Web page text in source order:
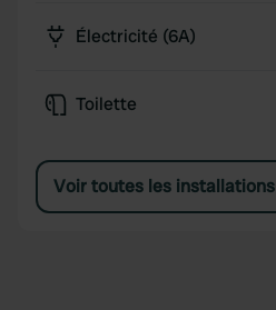
Électricité (6A)
Toilette
Voir toutes les installations